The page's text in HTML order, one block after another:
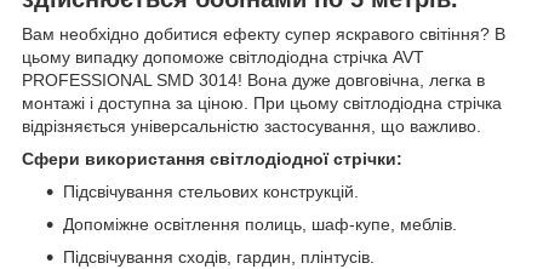
Вам необхідно добитися ефекту супер яскравого світіння? В
цьому випадку допоможе світлодіодна стрічка AVT
PROFESSIONAL SMD 3014! Вона дуже довговічна, легка в
монтажі і доступна за ціною. При цьому світлодіодна стрічка
відрізняється універсальністю застосування, що важливо.
Сфери використання світлодіодної стрічки:
Підсвічування стельових конструкцій.
Допоміжне освітлення полиць, шаф-купе, меблів.
Підсвічування сходів, гардин, плінтусів.